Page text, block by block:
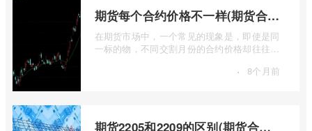
期货每个合约价格不一样(期货合约之间的价格差)
在期货市场中，一个常见的现象是，即使是同
一标的物，不同交割月份的合约价格却往往不
· 8个月前
期货2205和2209的区别(期货合约2205什么意思)